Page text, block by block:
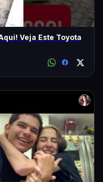
Veja Este Toyota